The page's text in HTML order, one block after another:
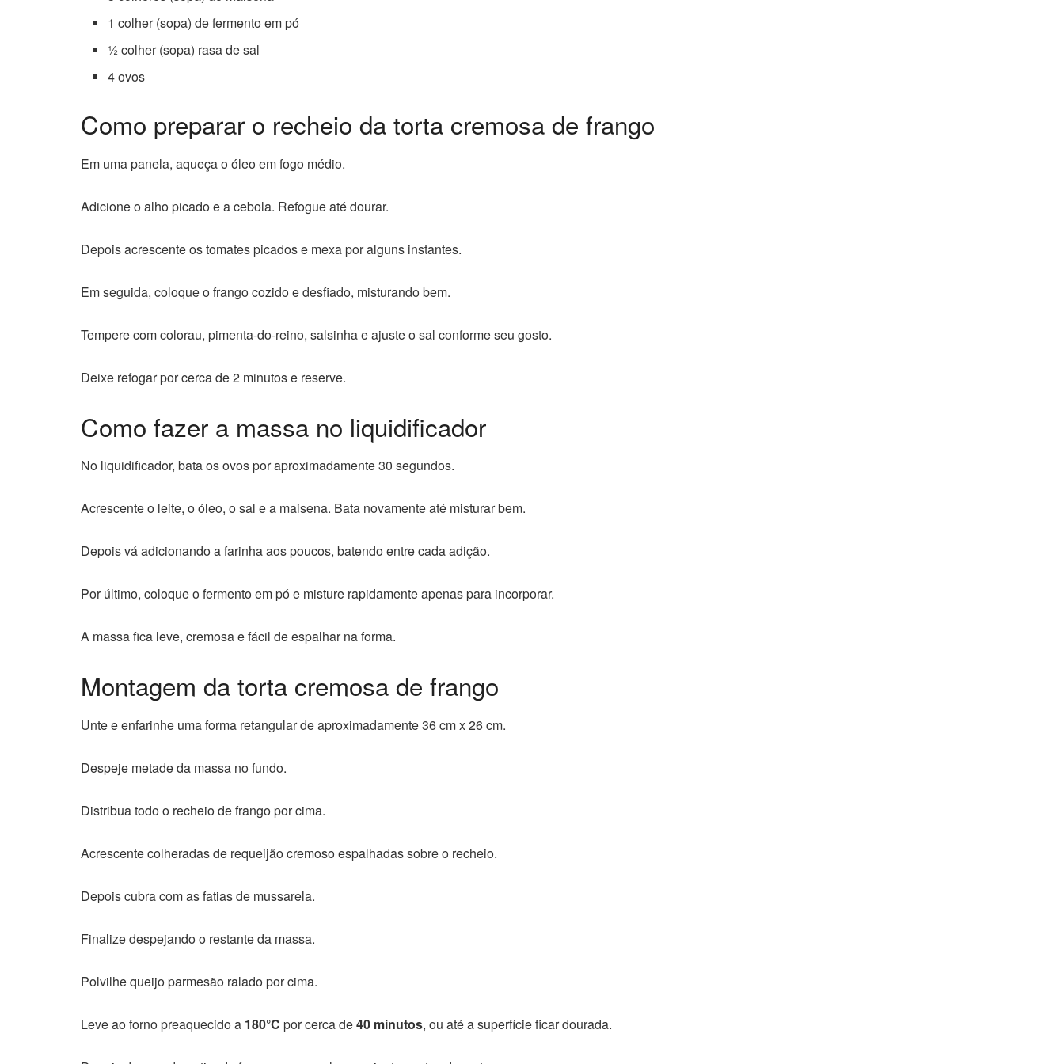
1 colher (sopa) de fermento em pó
½ colher (sopa) rasa de sal
4 ovos
Como preparar o recheio da torta cremosa de frango
Em uma panela, aqueça o óleo em fogo médio.
Adicione o alho picado e a cebola. Refogue até dourar.
Depois acrescente os tomates picados e mexa por alguns instantes.
Em seguida, coloque o frango cozido e desfiado, misturando bem.
Tempere com colorau, pimenta-do-reino, salsinha e ajuste o sal conforme seu gosto.
Deixe refogar por cerca de 2 minutos e reserve.
Como fazer a massa no liquidificador
No liquidificador, bata os ovos por aproximadamente 30 segundos.
Acrescente o leite, o óleo, o sal e a maisena. Bata novamente até misturar bem.
Depois vá adicionando a farinha aos poucos, batendo entre cada adição.
Por último, coloque o fermento em pó e misture rapidamente apenas para incorporar.
A massa fica leve, cremosa e fácil de espalhar na forma.
Montagem da torta cremosa de frango
Unte e enfarinhe uma forma retangular de aproximadamente 36 cm x 26 cm.
Despeje metade da massa no fundo.
Distribua todo o recheio de frango por cima.
Acrescente colheradas de requeijão cremoso espalhadas sobre o recheio.
Depois cubra com as fatias de mussarela.
Finalize despejando o restante da massa.
Polvilhe queijo parmesão ralado por cima.
Leve ao forno preaquecido a 180°C por cerca de40 minutos, ou até a superfície ficar dourada.